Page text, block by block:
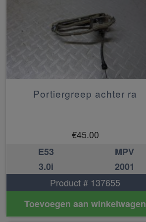
Portiergreep achter ra
€45.00
E53
MPV
3.0i
2001
Product # 137655
Toevoegen aan winkelwagen